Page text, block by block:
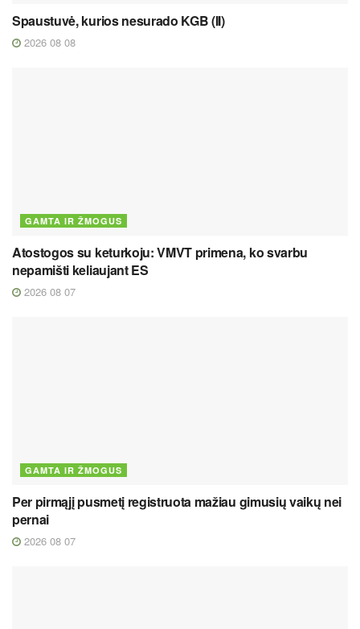
Spaustuvė, kurios nesurado KGB (II)
2026 08 08
GAMTA IR ŽMOGUS
Atostogos su keturkoju: VMVT primena, ko svarbu
nepamišti keliaujant ES
2026 08 07
GAMTA IR ŽMOGUS
Per pirmąjį pusmetį registruota mažiau gimusių vaikų nei
pernai
2026 08 07